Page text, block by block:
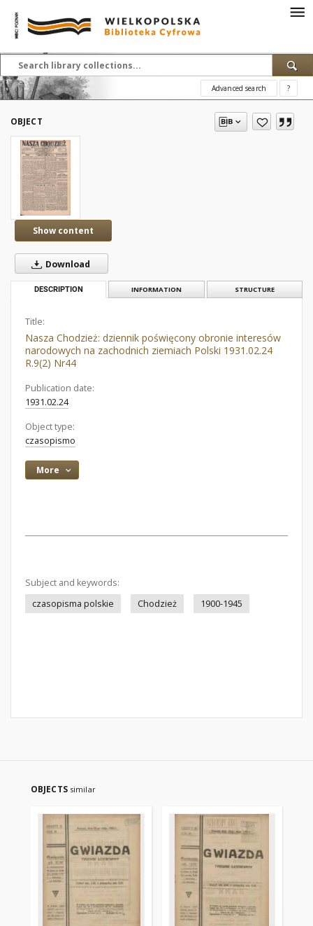
Advanced search ?
OBJECT
Show content
Download
DESCRIPTION INFORMATION STRUCTURE
Title:
Nasza Chodzież: dziennik poświęcony obronie interesów
narodowych na zachodnich ziemiach Polski 1931.02.24
R.9(2) Nr44
Publication date:
1931.02.24
Object type:
czasopismo
More
Subject and keywords:
czasopisma polskie
Chodzież 1900-1945
OBJECTS similar